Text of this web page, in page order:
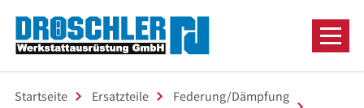
Startseite Ersatzteile
Federung/Dämpfung